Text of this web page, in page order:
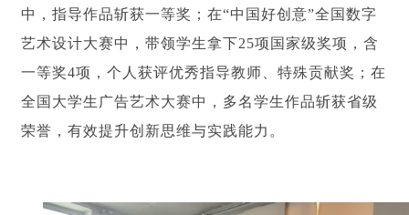
中，指导作品斩获一等奖；在“中国好创意”全国数字
艺术设计大赛中，带领学生拿下25项国家级奖项，含
一等奖4项，个人获评优秀指导教师、特殊贡献奖；在
全国大学生广告艺术大赛中，多名学生作品斩获省级
荣誉，有效提升创新思维与实践能力。